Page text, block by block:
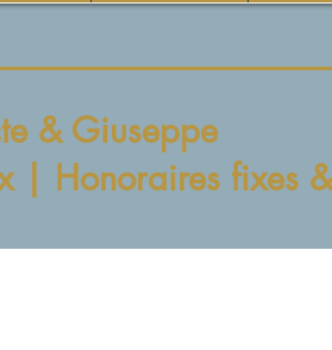
& Giuseppe
| Honoraires fixes